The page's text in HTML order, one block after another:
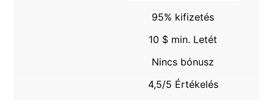
95% kifizetés
10 $ min. Letét
Nincs bónusz
4,5/5 Értékelés